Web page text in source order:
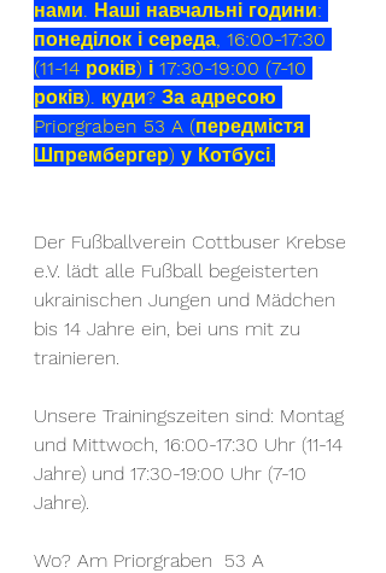
нами. Наші навчальні години:
понеділок і середа, 16:00-17:30
(11-14 років) і 17:30-19:00 (7-10
років). куди? За адресою
Priorgraben 53 A (передмістя
Шпрембергер) у Котбусі.
Der Fußballverein Cottbuser Krebse
e.V. lädt alle Fußball begeisterten
ukrainischen Jungen und Mädchen
bis 14 Jahre ein, bei uns mit zu
trainieren.
Unsere Trainingszeiten sind: Montag
und Mittwoch, 16:00-17:30 Uhr (11-14
Jahre) und 17:30-19:00 Uhr (7-10
Jahre).
Wo? Am Priorgraben  53 A